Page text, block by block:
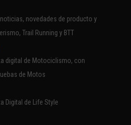
noticias, novedades de producto y
Trail Running y BTT
digital de Motociclismo, con
de Motos
Digital de Life Style